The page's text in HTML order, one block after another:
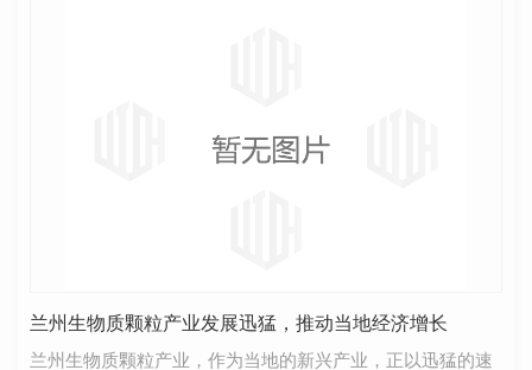
兰州生物质颗粒产业发展迅猛，推动当地经济增长
兰州生物质颗粒产业，作为当地的新兴产业，正以迅猛的速